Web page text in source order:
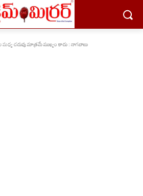
మధ్య చదువు మాత్రమే ముఖ్యం కాదు : నాగబాబు